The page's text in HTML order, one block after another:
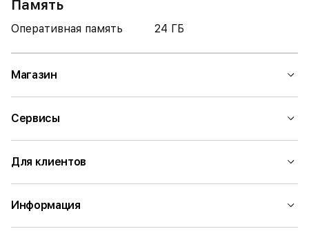
Память
Оперативная память 24 ГБ
Магазин
Сервисы
Для клиентов
Информация